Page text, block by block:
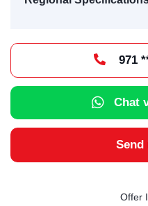
Chat
Send
Offer